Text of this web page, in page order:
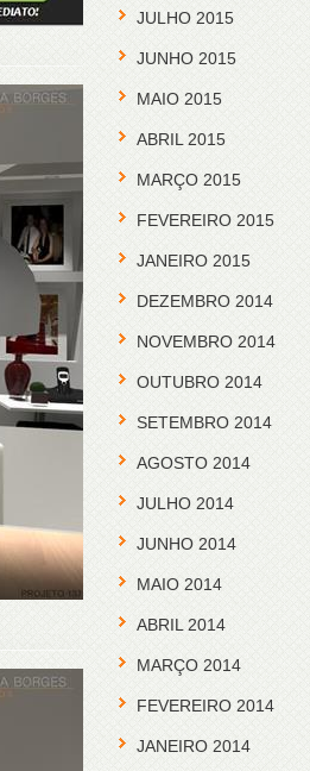
JULHO 2015
JUNHO 2015
MAIO 2015
ABRIL 2015
MARÇO 2015
FEVEREIRO 2015
JANEIRO 2015
DEZEMBRO 2014
NOVEMBRO 2014
OUTUBRO 2014
SETEMBRO 2014
AGOSTO 2014
JULHO 2014
JUNHO 2014
MAIO 2014
ABRIL 2014
MARÇO 2014
FEVEREIRO 2014
JANEIRO 2014